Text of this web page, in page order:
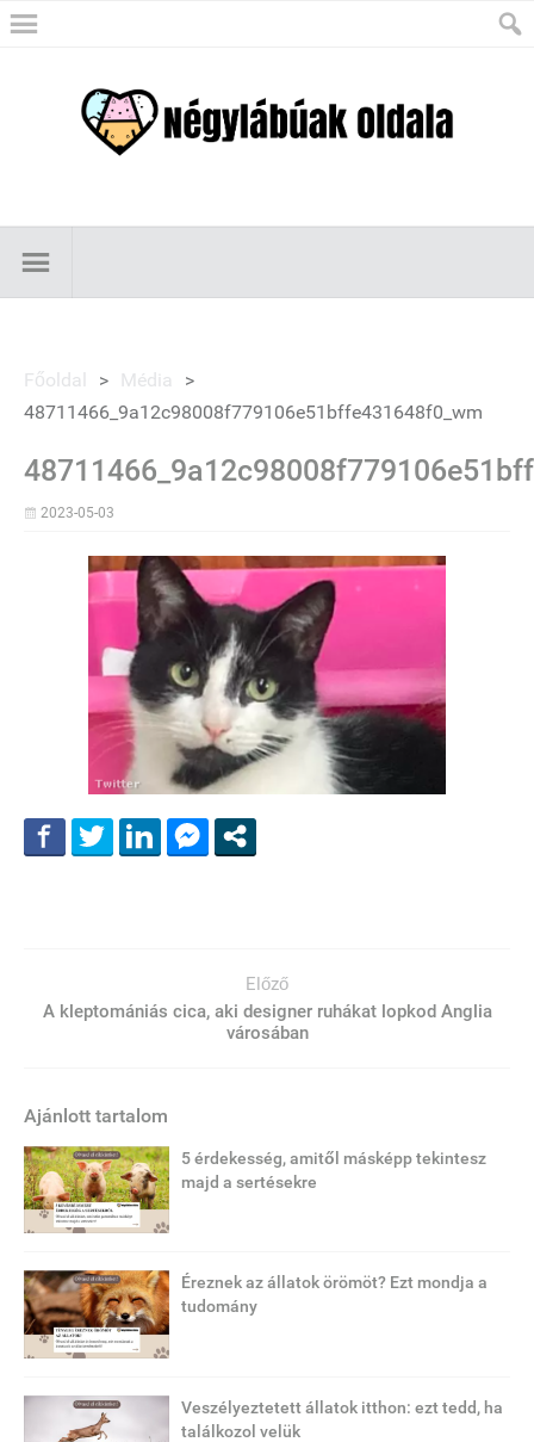
Főoldal > Média
>
48711466_9a12c98008f779106e51bffe431648f0_wm
2023-05-03
Előző
A kleptomániás cica, aki designer ruhákat lopkod Anglia
városában
Ajánlott tartalom
5 érdekesség, amitől másképp tekintesz
majd a sertésekre
Éreznek az állatok örömöt? Ezt mondja a
tudomány
Veszélyeztetett állatok itthon: ezt tedd, ha
találkozol velük